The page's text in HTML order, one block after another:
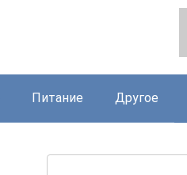
Питание Другое